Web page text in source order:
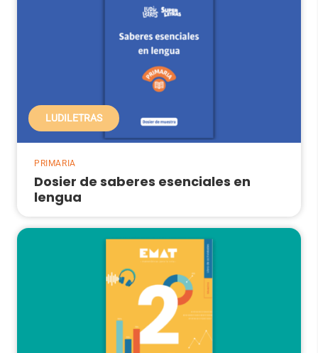
LUDILETRAS
PRIMARIA
Dosier de saberes esenciales en
lengua